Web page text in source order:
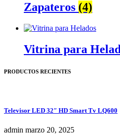
Zapateros (4)
Vitrina para
PRODUCTOS RECIENTES
Televisor LED 32″ HD Smart Tv LQ600
admin marzo 20, 2025